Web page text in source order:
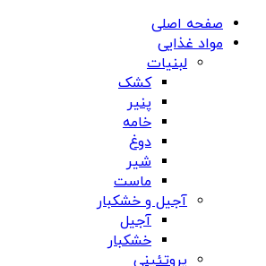
صفحه اصلی
مواد غذایی
لبنیات
کشک
پنیر
خامه
دوغ
شیر
ماست
آجیل و خشکبار
آجیل
خشکبار
پروتئینی